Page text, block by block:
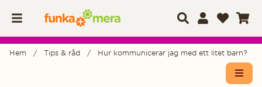
Hem Tips & råd Hur kommunicerar jag med ett litet barn?